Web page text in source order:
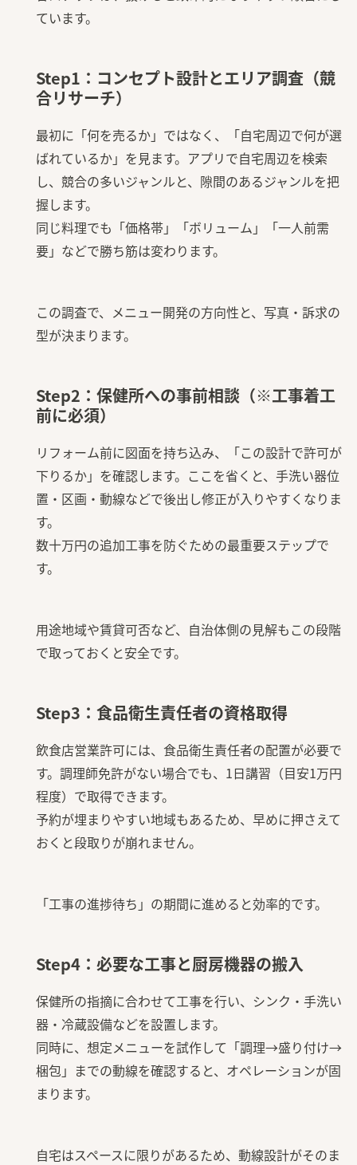
ています。
Step1：コンセプト設計とエリア調査（競
合リサーチ）
最初に「何を売るか」ではなく、「自宅周辺で何が選
ばれているか」を見ます。アプリで自宅周辺を検索
し、競合の多いジャンルと、隙間のあるジャンルを把
握します。
同じ料理でも「価格帯」「ボリューム」「一人前需
要」などで勝ち筋は変わります。
この調査で、メニュー開発の方向性と、写真・訴求の
型が決まります。
Step2：保健所への事前相談（※工事着工
前に必須）
リフォーム前に図面を持ち込み、「この設計で許可が
下りるか」を確認します。ここを省くと、手洗い器位
置・区画・動線などで後出し修正が入りやすくなりま
す。
数十万円の追加工事を防ぐための最重要ステップで
す。
用途地域や賃貸可否など、自治体側の見解もこの段階
で取っておくと安全です。
Step3：食品衛生責任者の資格取得
飲食店営業許可には、食品衛生責任者の配置が必要で
す。調理師免許がない場合でも、1日講習（目安1万円
程度）で取得できます。
予約が埋まりやすい地域もあるため、早めに押さえて
おくと段取りが崩れません。
「工事の進捗待ち」の期間に進めると効率的です。
Step4：必要な工事と厨房機器の搬入
保健所の指摘に合わせて工事を行い、シンク・手洗い
器・冷蔵設備などを設置します。
同時に、想定メニューを試作して「調理→盛り付け→
梱包」までの動線を確認すると、オペレーションが固
まります。
自宅はスペースに限りがあるため、動線設計がそのま